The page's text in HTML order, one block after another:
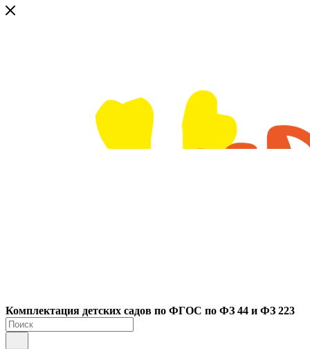
Комплектация детских садов по ФГОC по ФЗ 44 и ФЗ 223